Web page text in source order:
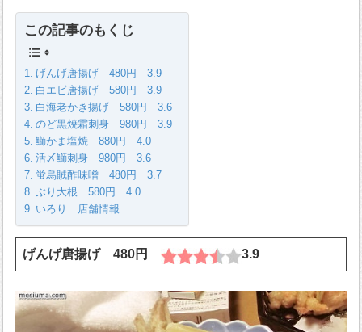
この記事のもくじ
げんげ唐揚げ 480円 3.9
白エビ唐揚げ 580円 3.9
白海老かき揚げ 580円 3.6
のど黒焼霜刺身 980円 3.9
鰤かま塩焼 880円 4.0
活〆鰤刺身 980円 3.6
蛍烏賊酢味噌 480円 3.7
ぶり大根 580円 4.0
いろり 店舗情報
げんげ唐揚げ 480円 3.9